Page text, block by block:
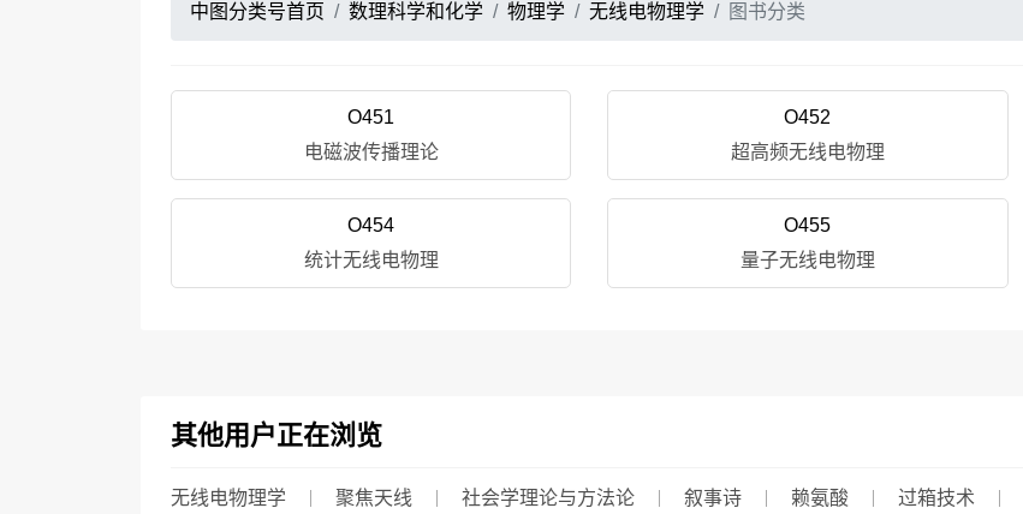
中图分类号首页 数理科学和化学 物理学 无线电物理学 图书分类
O451
电磁波传播理论
O452
超高频无线电物理
O454
统计无线电物理
O455
量子无线电物理
其他用户正在浏览
无线电物理学 聚焦天线 社会学理论与方法论 叙事诗 赖氨酸 过箱技术